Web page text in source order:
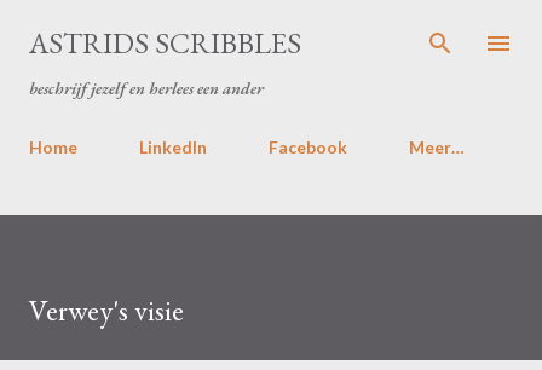
Doorgaan naar hoofdcontent
ASTRIDS SCRIBBLES
beschrijf jezelf en herlees een ander
Home LinkedIn Facebook Meer…
Verwey's visie